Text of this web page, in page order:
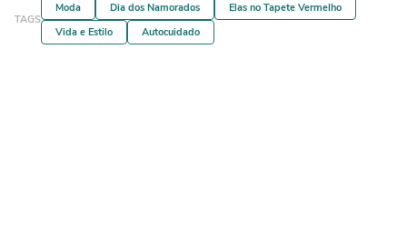
TAGS
Moda Dia dos Namorados
Elas no Tapete Vermelho
Vida e Estilo
Autocuidado